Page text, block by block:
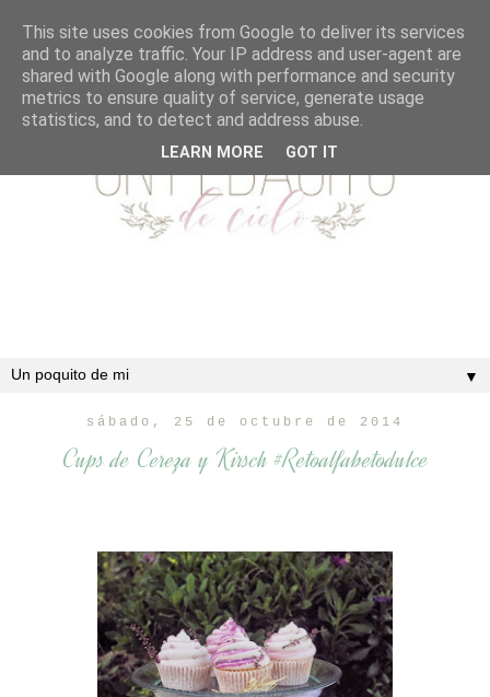
▼
sábado, 25 de octubre de 2014
Cups de Cereza y Kirsch #Retoalfabetodulce
This site uses cookies from Google to deliver its services
and to analyze traffic. Your IP address and user-agent are
shared with Google along with performance and security
metrics to ensure quality of service, generate usage
statistics, and to detect and address abuse.
LEARN MORE GOT IT